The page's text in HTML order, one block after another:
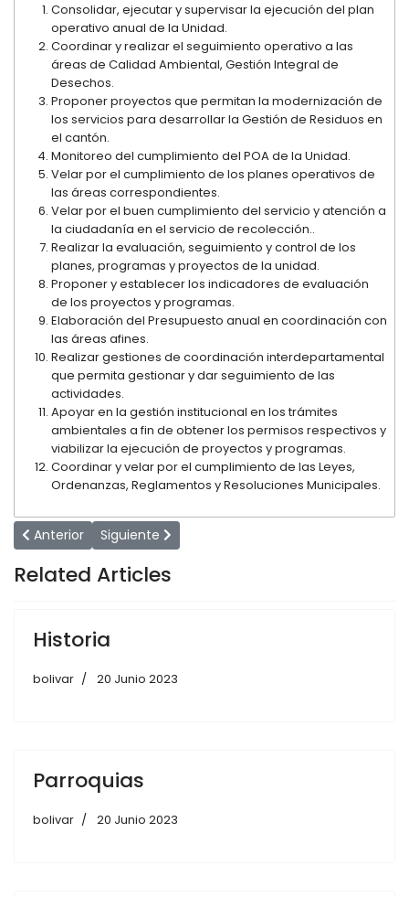
Consolidar, ejecutar y supervisar la ejecución del plan
operativo anual de la Unidad.
Coordinar y realizar el seguimiento operativo a las
áreas de Calidad Ambiental, Gestión Integral de
Desechos.
Proponer proyectos que permitan la modernización de
los servicios para desarrollar la Gestión de Residuos en
el cantón.
Monitoreo del cumplimiento del POA de la Unidad.
Velar por el cumplimiento de los planes operativos de
las áreas correspondientes.
Velar por el buen cumplimiento del servicio y atención a
la ciudadanía en el servicio de recolección..
Realizar la evaluación, seguimiento y control de los
planes, programas y proyectos de la unidad.
Proponer y establecer los indicadores de evaluación
de los proyectos y programas.
Elaboración del Presupuesto anual en coordinación con
las áreas afines.
Realizar gestiones de coordinación interdepartamental
que permita gestionar y dar seguimiento de las
actividades.
Apoyar en la gestión institucional en los trámites
ambientales a fin de obtener los permisos respectivos y
viabilizar la ejecución de proyectos y programas.
Coordinar y velar por el cumplimiento de las Leyes,
Ordenanzas, Reglamentos y Resoluciones Municipales.
Artículo anterior: Gestion de Establecimientos Publicos
Anterior Artículo siguiente: Dirección de Obras Publicas
Siguiente
Related Articles
Historia
bolivar 20 Junio 2023
Parroquias
bolivar 20 Junio 2023